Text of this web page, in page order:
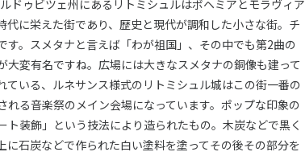
ドゥビツェ州にあるリトミシュルはボヘミアとモラヴィア
代に栄えた街であり、歴史と現代が調和した小さな街。チ
す。スメタナと言えば「わが祖国」、その中でも第2曲の
大変有名ですね。広場には大きなスメタナの銅像も建って
ている、ルネサンス様式のリトミシュル城はこの街一番の
れる音楽祭のメイン会場になっています。ポップな印象の
ト装飾」という技法により造られたもの。木炭などで黒く
に石炭などで作られた白い塗料を塗ってその後その部分を